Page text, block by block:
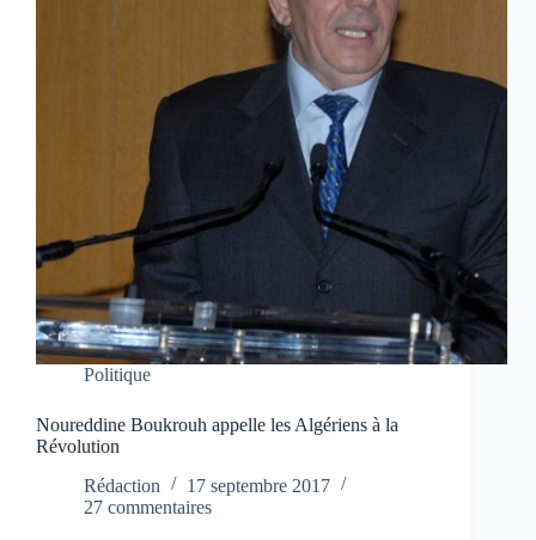
Politique
Noureddine Boukrouh appelle les Algériens à la
Révolution
Rédaction
17 septembre 2017
27 commentaires